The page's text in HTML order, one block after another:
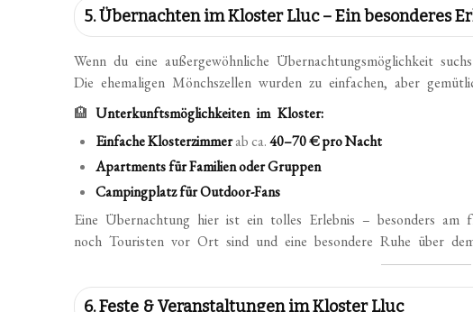
5. Übernachten im Kloster Lluc – Ein besonderes
Wenn du eine außergewöhnliche Übernachtungsmöglichkeit
Die ehemaligen Mönchszellen wurden zu einfachen, aber
🏨Unterkunftsmöglichkeiten im Kloster:
Einfache Klosterzimmerab ca.40–70 € pro Nacht
Apartments für Familien oder Gruppen
Campingplatz für Outdoor-Fans
Eine Übernachtung hier ist ein tolles Erlebnis – besonders
noch Touristen vor Ort sind und eine besondere Ruhe über
6. Feste & Veranstaltungen im Kloster Lluc